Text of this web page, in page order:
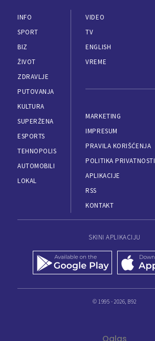
INFO
SPORT
BIZ
ŽIVOT
ZDRAVLJE
PUTOVANJA
KULTURA
SUPERŽENA
ESPORTS
TEHNOPOLIS
AUTOMOBILI
LOKAL
VIDEO
TV
ENGLISH
VREME
MARKETING
IMPRESUM
PRAVILA KORIŠĆENJA
POLITIKA PRIVATNOSTI
APLIKACIJE
RSS
KONTAKT
SKINI APLIKACIJU
© 1995 - 2026, B92